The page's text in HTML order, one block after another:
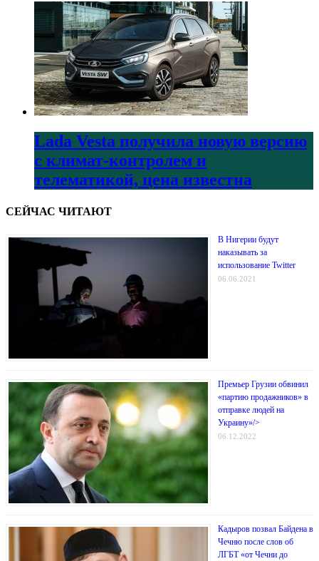
Lada Vesta получила новую версию
с климат-контролем и
телематикой, цена известна
СЕЙЧАС ЧИТАЮТ
В Нигерии будут
наказывать за
использование Twitter
06.06.2021
Премьер Грузии обвинил
«партию продажников» в
отправке людей на
Украину»/>
06.12.2022
Кадыров позвал Байдена в
Чечню после слов об
ЛГБТ «от Чечни до